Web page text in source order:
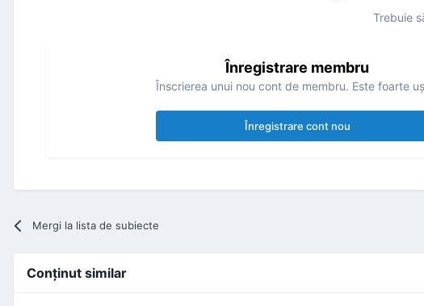
Trebuie
Înregistrare membru
Înscrierea unui nou cont de membru. Este foarte
Înregistrare cont nou
Mergi la lista de subiecte
Conţinut similar